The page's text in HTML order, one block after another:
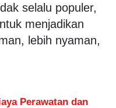
selalu populer,
menjadikan
lebih nyaman,
Perawatan dan